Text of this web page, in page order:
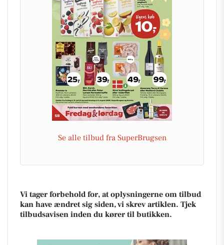
Se alle tilbud fra SuperBrugsen
Vi tager forbehold for, at oplysningerne om tilbud
kan have ændret sig siden, vi skrev artiklen. Tjek
tilbudsavisen inden du kører til butikken.